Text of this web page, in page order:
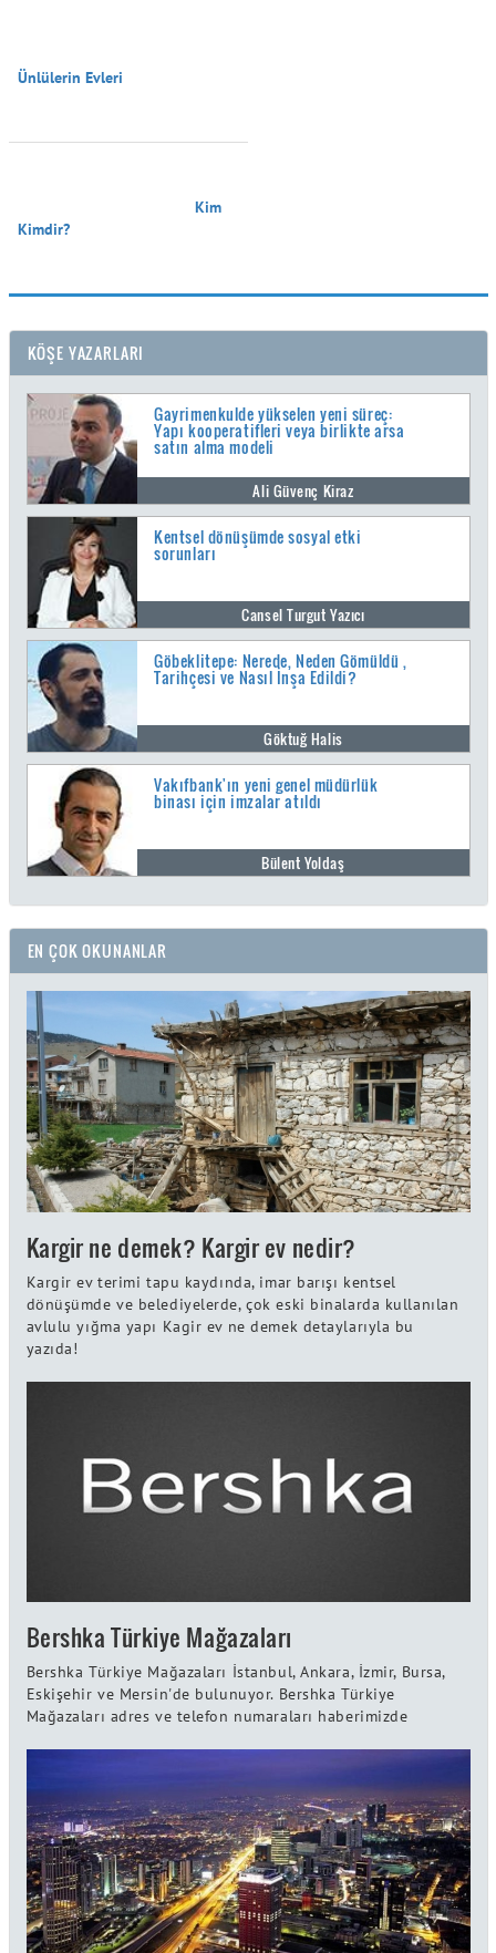
Ünlülerin Evleri
Kimdir?
KÖŞE YAZARLARI
Gayrimenkulde yükselen yeni süreç:
Yapı kooperatifleri veya birlikte arsa
satın alma modeli
Ali Güvenç Kiraz
Kentsel dönüşümde sosyal etki
sorunları
Cansel Turgut Yazıcı
Göbeklitepe: Nerede, Neden Gömüldü ,
Tarihçesi ve Nasıl İnşa Edildi?
Göktuğ Halis
Vakıfbank'ın yeni genel müdürlük
binası için imzalar atıldı
Bülent Yoldaş
EN ÇOK OKUNANLAR
Kargir ne demek? Kargir ev nedir?
Kargir ev terimi tapu kaydında, imar barışı kentsel
dönüşümde ve belediyelerde, çok eski binalarda kullanılan
avlulu yığma yapı Kagir ev ne demek detaylarıyla bu
yazıda!
Bershka Türkiye Mağazaları
Bershka Türkiye Mağazaları İstanbul, Ankara, İzmir, Bursa,
Eskişehir ve Mersin'de bulunuyor. Bershka Türkiye
Mağazaları adres ve telefon numaraları haberimizde